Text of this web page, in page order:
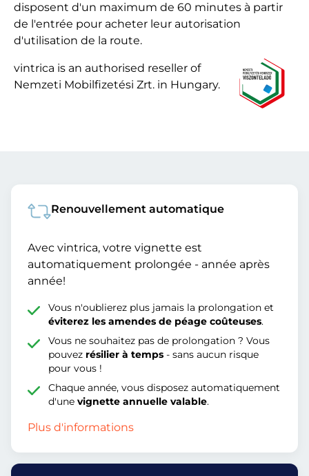
disposent d'un maximum de 60 minutes à partir
de l'entrée pour acheter leur autorisation
d'utilisation de la route.
vintrica is an authorised reseller of
Nemzeti Mobilfizetési Zrt. in Hungary.
Renouvellement automatique
Avec vintrica, votre vignette est
automatiquement prolongée - année après
année!
Vous n'oublierez plus jamais la prolongation et
éviterez les amendes de péage coûteuses.
Vous ne souhaitez pas de prolongation ? Vous
pouvez résilier à temps - sans aucun risque
pour vous !
Chaque année, vous disposez automatiquement
d'unevignette annuelle valable.
Plus d'informations